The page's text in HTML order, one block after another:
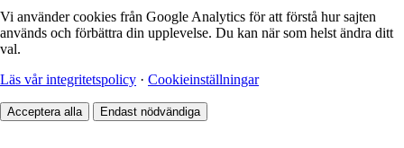
Vi använder cookies från Google Analytics för att förstå hur sajten
används och förbättra din upplevelse. Du kan när som helst ändra ditt
val.
Läs vår integritetspolicy · Cookieinställningar
Acceptera alla Endast nödvändiga